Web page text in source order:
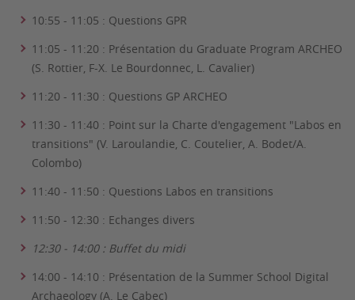
10:55 - 11:05 : Questions GPR
11:05 - 11:20 : Présentation du Graduate Program ARCHEO
(S. Rottier, F-X. Le Bourdonnec, L. Cavalier)
11:20 - 11:30 : Questions GP ARCHEO
11:30 - 11:40 : Point sur la Charte d'engagement "Labos en
transitions" (V. Laroulandie, C. Coutelier, A. Bodet/A.
Colombo)
11:40 - 11:50 : Questions Labos en transitions
11:50 - 12:30 : Echanges divers
12:30 - 14:00 : Buffet du midi
14:00 - 14:10 : Présentation de la Summer School Digital
Archaeology (A. Le Cabec)